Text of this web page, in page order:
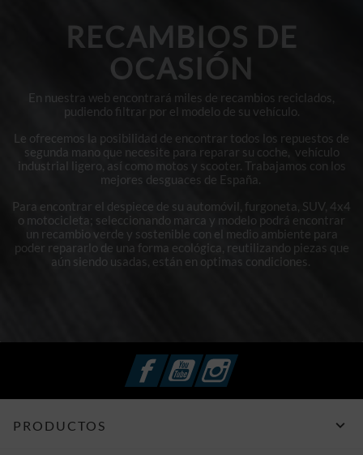
RECAMBIOS DE
OCASIÓN
En nuestra web encontrará miles de recambios reciclados,
pudiendo filtrar por el modelo de su vehículo.
Le ofrecemos la posibilidad de encontrar todos los repuestos de
segunda mano que necesite para reparar su coche, vehículo
industrial ligero, así como motos y scooter. Trabajamos con los
mejores desguaces de España.
Para encontrar el despiece de su automóvil, furgoneta, SUV, 4x4
o motocicleta; seleccionando marca y modelo podrá encontrar
un recambio verde y sostenible con el medio ambiente para
poder repararlo de una forma ecológica, reutilizando piezas que
aún siendo usadas, están en optimas condiciones.
FacebookYouTubeInstagram
PRODUCTOS 